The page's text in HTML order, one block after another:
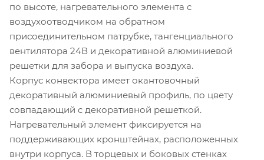
по высоте, нагревательного элемента с
воздухоотводчиком на обратном
присоединительном патрубке, тангенциального
вентилятора 24В и декоративной алюминиевой
решетки для забора и выпуска воздуха.
Корпус конвектора имеет окантовочный
декоративный алюминиевый профиль, по цвету
совпадающий с декоративной решеткой.
Нагревательный элемент фиксируется на
поддерживающих кронштейнах, расположенных
внутри корпуса. В торцевых и боковых стенках